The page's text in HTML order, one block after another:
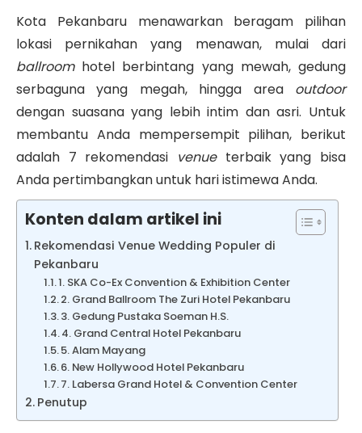
Kota Pekanbaru menawarkan beragam pilihan
lokasi pernikahan yang menawan, mulai dari
ballroomhotel berbintang yang mewah, gedung
serbaguna yang megah, hingga area outdoor
dengan suasana yang lebih intim dan asri. Untuk
membantu Anda mempersempit pilihan, berikut
adalah 7 rekomendasi venueterbaik yang bisa
Anda pertimbangkan untuk hari istimewa Anda.
Konten dalam artikel ini
Rekomendasi Venue Wedding Populer di
Pekanbaru
1. SKA Co-Ex Convention & Exhibition Center
2. Grand Ballroom The Zuri Hotel Pekanbaru
3. Gedung Pustaka Soeman H.S.
4. Grand Central Hotel Pekanbaru
5. Alam Mayang
6. New Hollywood Hotel Pekanbaru
7. Labersa Grand Hotel & Convention Center
Penutup